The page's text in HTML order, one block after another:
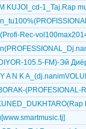
KUJOI_cd-1_Taj.Rap
Rec-
105.5-FM)-Эй
Y A N K
(PROFESIONAL-